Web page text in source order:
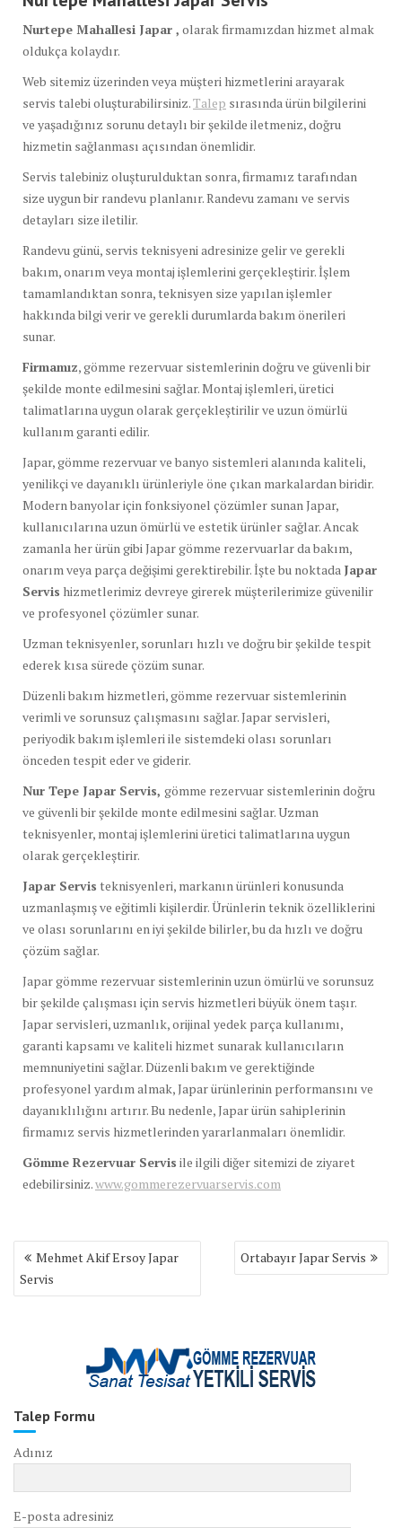
Nurtepe Mahallesi Japar , olarak firmamızdan hizmet almak
oldukça kolaydır.
Web sitemiz üzerinden veya müşteri hizmetlerini arayarak
servis talebi oluşturabilirsiniz.Talep sırasında ürün bilgilerini
ve yaşadığınız sorunu detaylı bir şekilde iletmeniz, doğru
hizmetin sağlanması açısından önemlidir.
Servis talebiniz oluşturulduktan sonra, firmamız tarafından
size uygun bir randevu planlanır. Randevu zamanı ve servis
detayları size iletilir.
Randevu günü, servis teknisyeni adresinize gelir ve gerekli
bakım, onarım veya montaj işlemlerini gerçekleştirir. İşlem
tamamlandıktan sonra, teknisyen size yapılan işlemler
hakkında bilgi verir ve gerekli durumlarda bakım önerileri
sunar.
Firmamız, gömme rezervuar sistemlerinin doğru ve güvenli bir
şekilde monte edilmesini sağlar. Montaj işlemleri, üretici
talimatlarına uygun olarak gerçekleştirilir ve uzun ömürlü
kullanım garanti edilir.
Japar, gömme rezervuar ve banyo sistemleri alanında kaliteli,
yenilikçi ve dayanıklı ürünleriyle öne çıkan markalardan biridir.
Modern banyolar için fonksiyonel çözümler sunan Japar,
kullanıcılarına uzun ömürlü ve estetik ürünler sağlar. Ancak
zamanla her ürün gibi Japar gömme rezervuarlar da bakım,
onarım veya parça değişimi gerektirebilir. İşte bu noktada Japar
Servis hizmetlerimiz devreye girerek müşterilerimize güvenilir
ve profesyonel çözümler sunar.
Uzman teknisyenler, sorunları hızlı ve doğru bir şekilde tespit
ederek kısa sürede çözüm sunar.
Düzenli bakım hizmetleri, gömme rezervuar sistemlerinin
verimli ve sorunsuz çalışmasını sağlar. Japar servisleri,
periyodik bakım işlemleri ile sistemdeki olası sorunları
önceden tespit eder ve giderir.
Nur Tepe Japar Servis, gömme rezervuar sistemlerinin doğru
ve güvenli bir şekilde monte edilmesini sağlar. Uzman
teknisyenler, montaj işlemlerini üretici talimatlarına uygun
olarak gerçekleştirir.
Japar Servis teknisyenleri, markanın ürünleri konusunda
uzmanlaşmış ve eğitimli kişilerdir. Ürünlerin teknik özelliklerini
ve olası sorunlarını en iyi şekilde bilirler, bu da hızlı ve doğru
çözüm sağlar.
Japar gömme rezervuar sistemlerinin uzun ömürlü ve sorunsuz
bir şekilde çalışması için servis hizmetleri büyük önem taşır.
Japar servisleri, uzmanlık, orijinal yedek parça kullanımı,
garanti kapsamı ve kaliteli hizmet sunarak kullanıcıların
memnuniyetini sağlar. Düzenli bakım ve gerektiğinde
profesyonel yardım almak, Japar ürünlerinin performansını ve
dayanıklılığını artırır. Bu nedenle, Japar ürün sahiplerinin
firmamız servis hizmetlerinden yararlanmaları önemlidir.
Gömme Rezervuar Servis ile ilgili diğer sitemizi de ziyaret
edebilirsiniz.www.gommerezervuarservis.com
Yazı
gezinmesi
Mehmet Akif Ersoy Japar
Servis
Ortabayır Japar Servis
Talep Formu
Adınız
E-posta adresiniz